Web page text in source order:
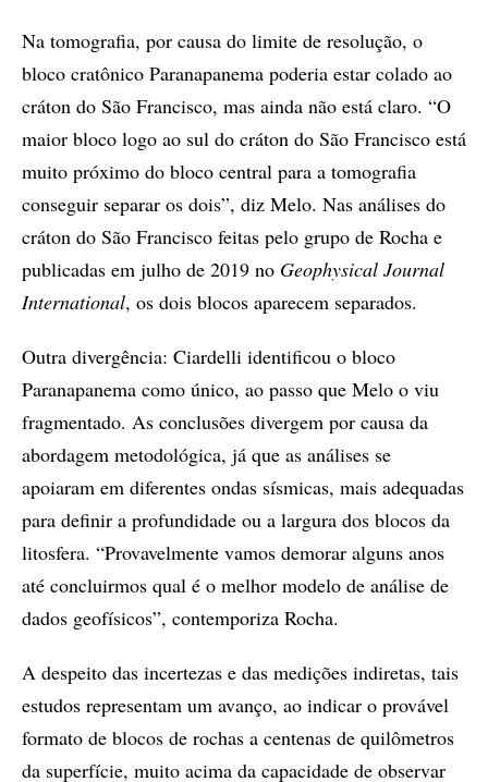
Na tomografia, por causa do limite de resolução, o
bloco cratônico Paranapanema poderia estar colado ao
cráton do São Francisco, mas ainda não está claro. “O
maior bloco logo ao sul do cráton do São Francisco está
muito próximo do bloco central para a tomografia
conseguir separar os dois”, diz Melo. Nas análises do
cráton do São Francisco feitas pelo grupo de Rocha e
publicadas em julho de 2019 no Geophysical Journal
International, os dois blocos aparecem separados.
Outra divergência: Ciardelli identificou o bloco
Paranapanema como único, ao passo que Melo o viu
fragmentado. As conclusões divergem por causa da
abordagem metodológica, já que as análises se
apoiaram em diferentes ondas sísmicas, mais adequadas
para definir a profundidade ou a largura dos blocos da
litosfera. “Provavelmente vamos demorar alguns anos
até concluirmos qual é o melhor modelo de análise de
dados geofísicos”, contemporiza Rocha.
A despeito das incertezas e das medições indiretas, tais
estudos representam um avanço, ao indicar o provável
formato de blocos de rochas a centenas de quilômetros
da superfície, muito acima da capacidade de observar